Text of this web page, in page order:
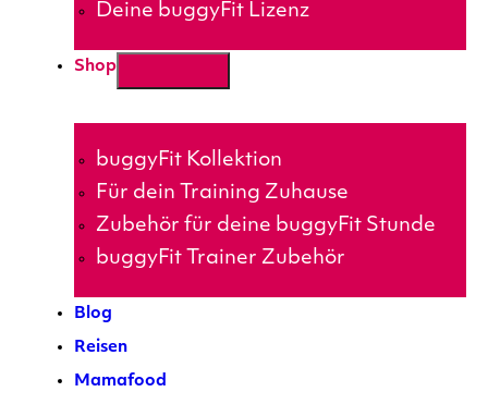
Deine buggyFit Lizenz
Shop
buggyFit Kollektion
Für dein Training Zuhause
Zubehör für deine buggyFit Stunde
buggyFit Trainer Zubehör
Blog
Reisen
Mamafood